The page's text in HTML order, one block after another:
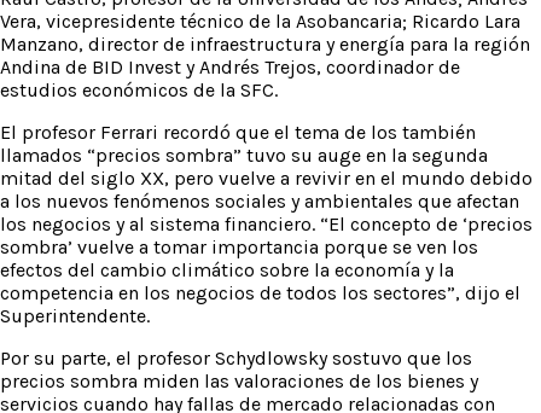
Vera, vicepresidente técnico de la Asobancaria; Ricardo Lara
Manzano, director de infraestructura y energía para la región
Andina de BID Invest y Andrés Trejos, coordinador de
estudios económicos de la SFC.
El profesor Ferrari recordó que el tema de los también
llamados “precios sombra” tuvo su auge en la segunda
mitad del siglo XX, pero vuelve a revivir en el mundo debido
a los nuevos fenómenos sociales y ambientales que afectan
los negocios y al sistema financiero. “El concepto de ‘precios
sombra’ vuelve a tomar importancia porque se ven los
efectos del cambio climático sobre la economía y la
competencia en los negocios de todos los sectores”, dijo el
Superintendente.
Por su parte, el profesor Schydlowsky sostuvo que los
precios sombra miden las valoraciones de los bienes y
servicios cuando hay fallas de mercado relacionadas con